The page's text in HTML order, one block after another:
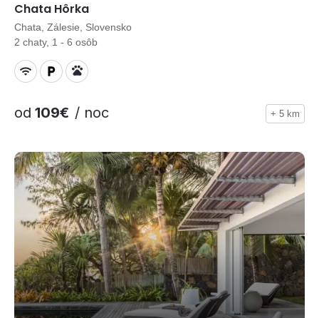
Chata Hôrka
Chata, Zálesie, Slovensko
2 chaty, 1 - 6 osôb
od 109€ / noc + 5 km